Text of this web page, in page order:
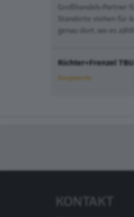
Großhandels-Partner
Standorte stehen für
genau dort, wo es
Richter+Frenzel TBU
Baugewerbe
KONTAKT